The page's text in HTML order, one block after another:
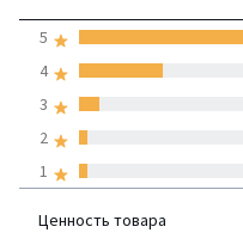
1
2
3
4
5
Ценность товара